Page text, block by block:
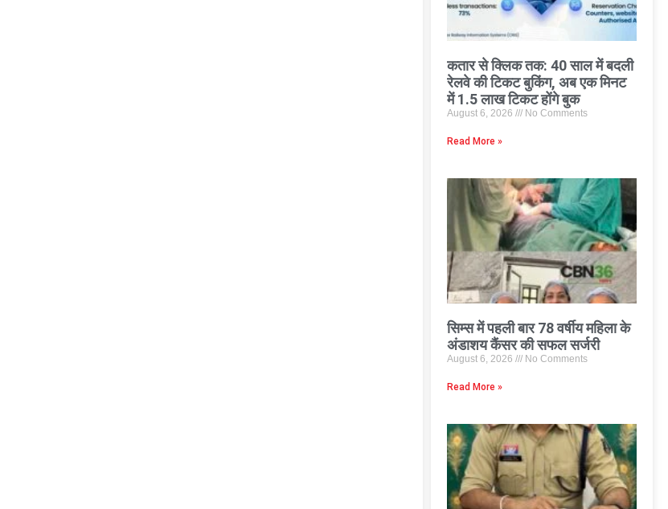
कतार से क्लिक तक: 40 साल में बदली
रेलवे की टिकट बुकिंग, अब एक मिनट
में 1.5 लाख टिकट होंगे बुक
August 6, 2026 No Comments
Read More »
सिम्स में पहली बार 78 वर्षीय महिला के
अंडाशय कैंसर की सफल सर्जरी
August 6, 2026 No Comments
Read More »